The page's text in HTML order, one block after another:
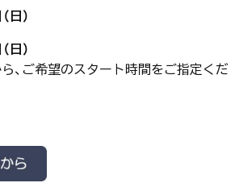
日）
日）
、ご希望のスタート時間をご指定くだ